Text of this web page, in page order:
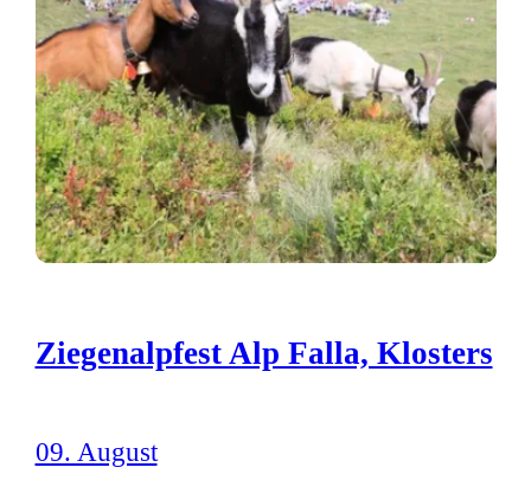
Ziegenalpfest Alp Falla, Klosters
09. August